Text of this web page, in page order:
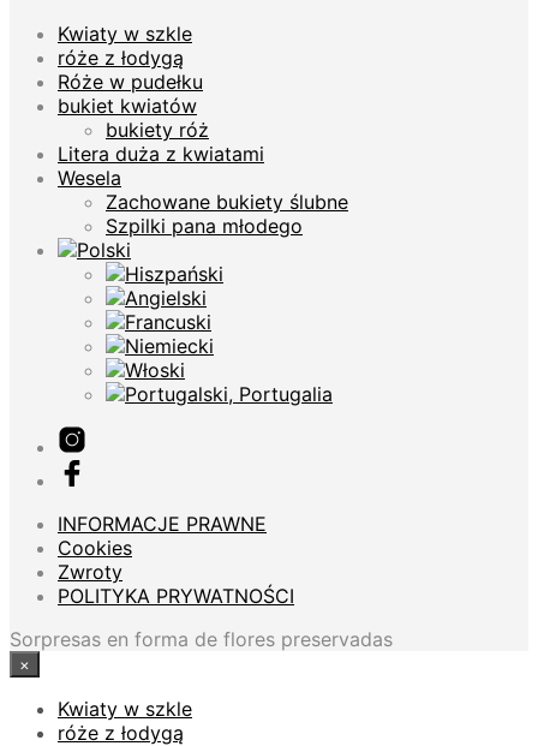
Kwiaty w szkle
róże z łodygą
Róże w pudełku
bukiet kwiatów
bukiety róż
Litera duża z kwiatami
Wesela
Zachowane bukiety ślubne
Szpilki pana młodego
INFORMACJE PRAWNE
Cookies
Zwroty
POLITYKA PRYWATNOŚCI
Sorpresas en forma de flores preservadas
×
Kwiaty w szkle
róże z łodygą